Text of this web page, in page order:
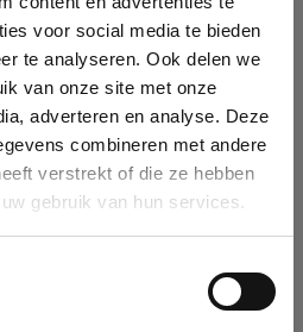
voor social media te bieden
te analyseren. Ook delen we
van onze site met onze
adverteren en analyse. Deze
combineren met andere
verstrekt of die ze hebben
gebruik van hun services.
details
database by name, VAT or
is selected it will auto-complete the
in our database, you can create